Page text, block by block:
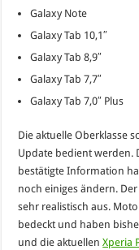
Galaxy Note
Galaxy Tab 10,1″
Galaxy Tab 8,9″
Galaxy Tab 7,7″
Galaxy Tab 7,0″ Plus
Die aktuelle Oberklasse
Update bedient werden.
bestätigte Information
noch einiges ändern.
sehr realistisch aus.
bedeckt und haben
und die aktuellenXperia